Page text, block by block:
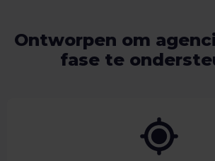
Ontworpen om
fase te